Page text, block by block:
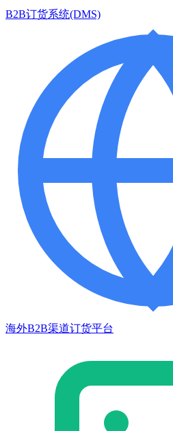
B2B订货系统(DMS)
海外B2B渠道订货平台